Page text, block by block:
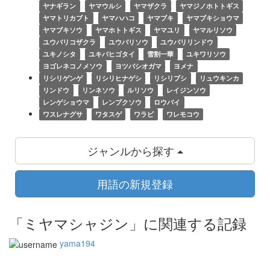
ヤナギラン
ヤマウルシ ヤマザクラ
ヤマジノホトトギス
ヤマトリカブト
ヤマハハコ ヤマブキ
ヤマブキショウマ
ヤマブキソウ
ヤマホトトギス ヤマユリ
ヤマルリソウ
ユウバリコザクラ
ユウバリソウ
ユウバリリンドウ
ユキノシタ
ユキバヒゴタイ 雪割一華
ユキワリソウ
ヨゴレネコノメソウ
ヨツバシオガマ
ヨメナ
リシリゲンゲ
リシリヒナゲシ リシリブシ
リュウキンカ
リンドウ
リンネソウ ルリソウ
レイジンソウ
レンゲショウマ
レンプクソウ
ロウバイ
ワスレナグサ
ワタスゲ ワラビ ワレモコウ
ジャンルから探す
用語の新規登録
「ミヤマシャジン」に関連する記録
yama194